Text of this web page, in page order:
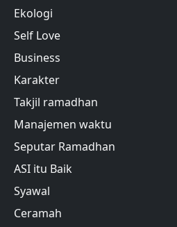
Ekologi
Self Love
Business
Karakter
Takjil ramadhan
Manajemen waktu
Seputar Ramadhan
ASI itu Baik
Syawal
Ceramah